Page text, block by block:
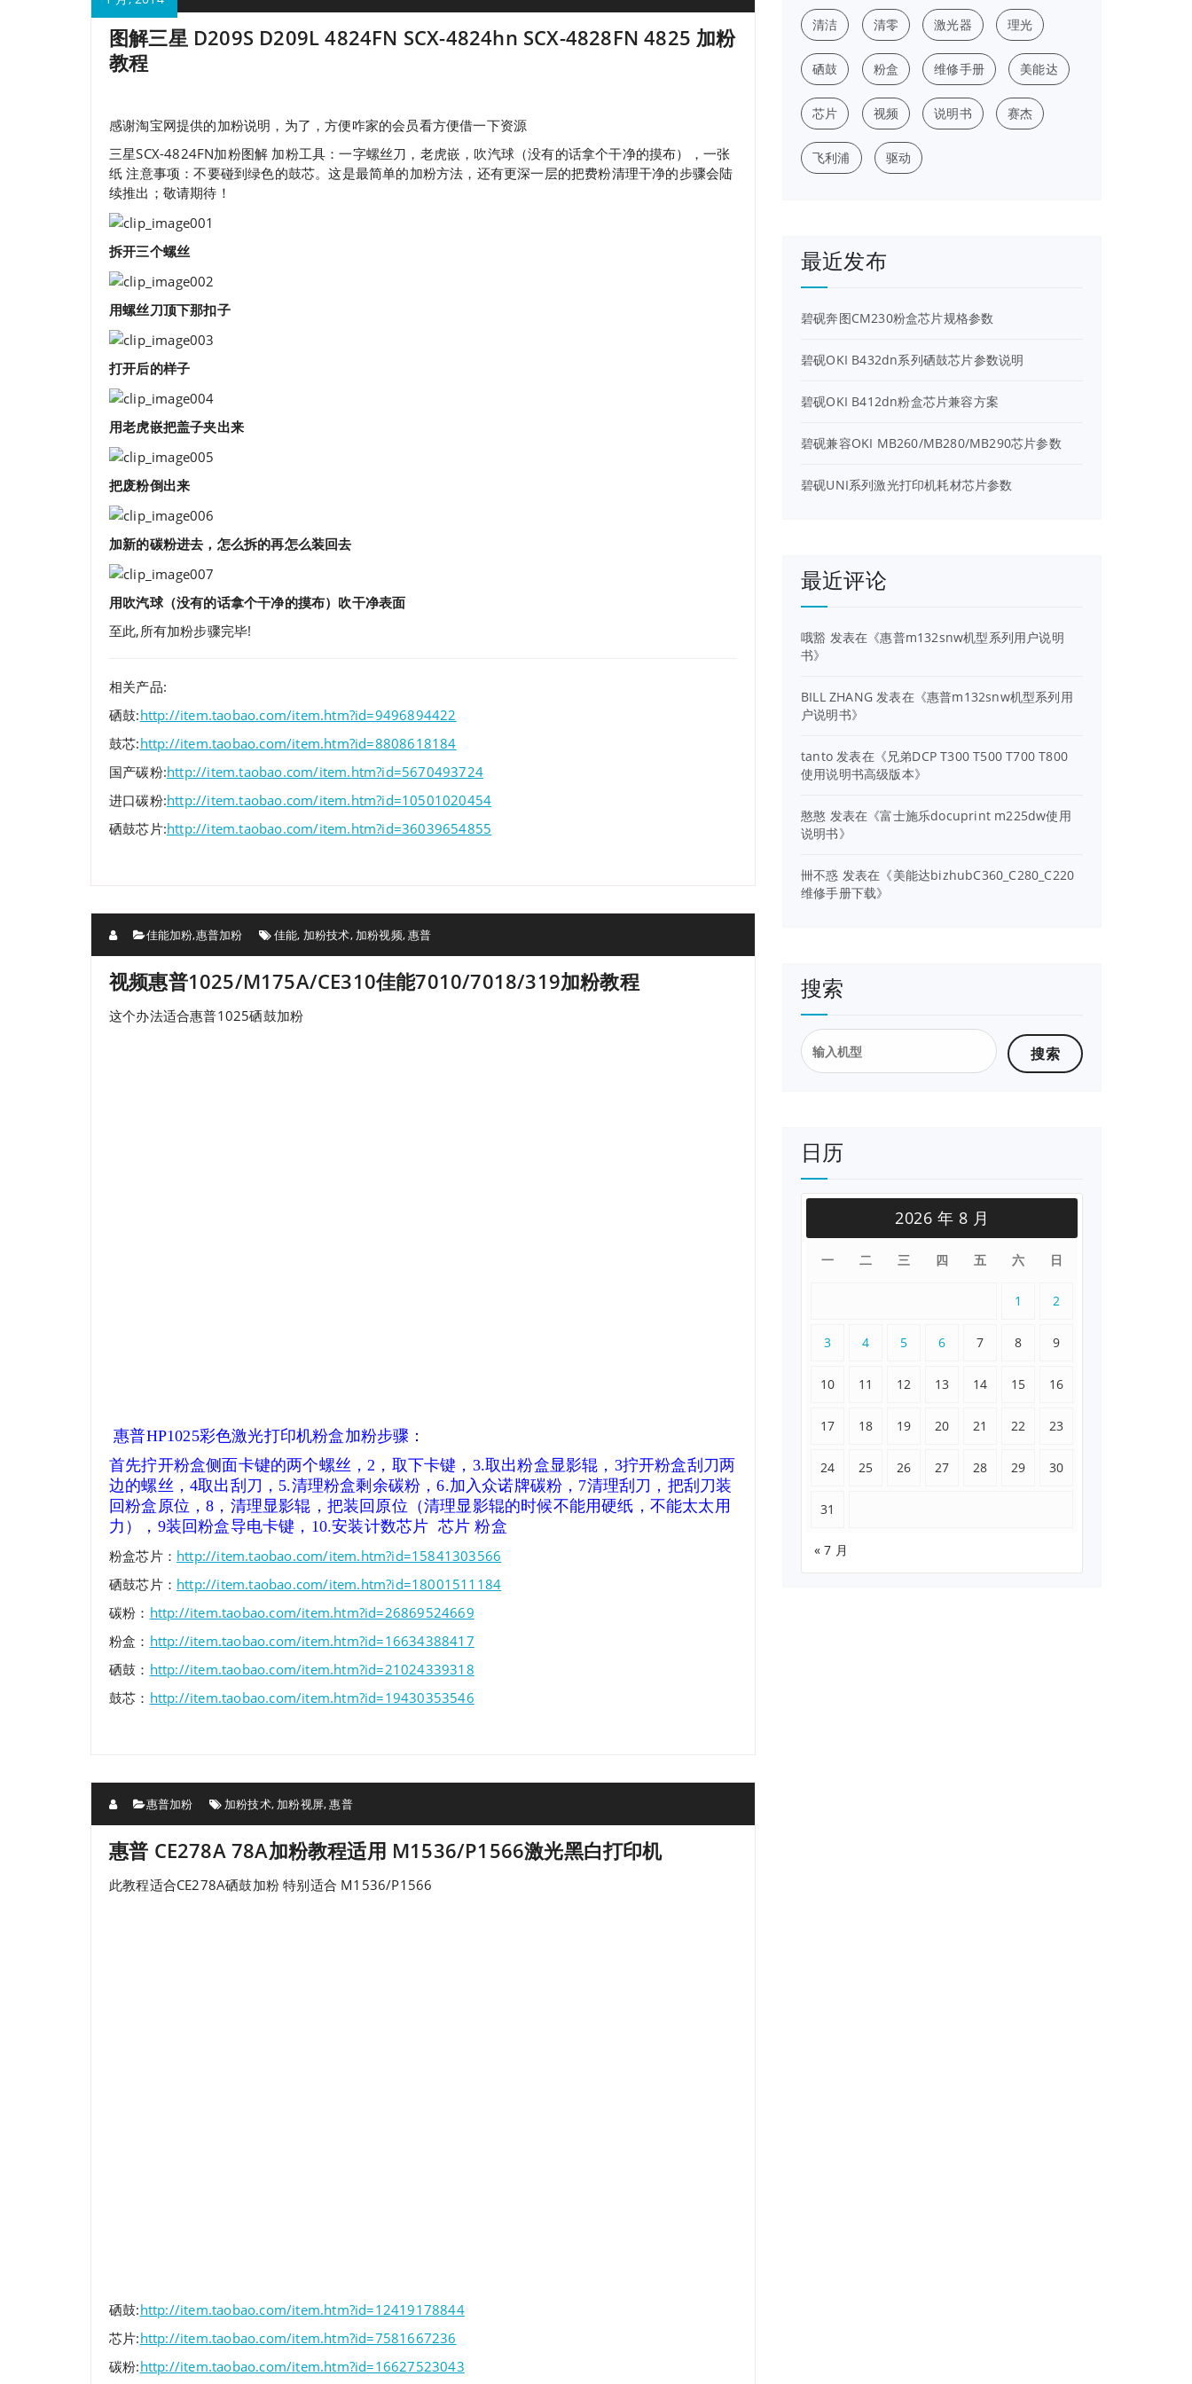
图解三星 D209S D209L 4824FN SCX-4824hn SCX-4828FN 4825 加粉
教程
感谢淘宝网提供的加粉说明，为了，方便咋家的会员看方便借一下资源
三星SCX-4824FN加粉图解 加粉工具：一字螺丝刀，老虎嵌，吹汽球（没有的话拿个干净的摸布），一张
纸 注意事项：不要碰到绿色的鼓芯。这是最简单的加粉方法，还有更深一层的把费粉清理干净的步骤会陆
续推出；敬请期待！
拆开三个螺丝
用螺丝刀顶下那扣子
打开后的样子
用老虎嵌把盖子夹出来
把废粉倒出来
加新的碳粉进去，怎么拆的再怎么装回去
用吹汽球（没有的话拿个干净的摸布）吹干净表面
至此,所有加粉步骤完毕!
相关产品:
硒鼓:http://item.taobao.com/item.htm?id=9496894422
鼓芯:http://item.taobao.com/item.htm?id=8808618184
国产碳粉:http://item.taobao.com/item.htm?id=5670493724
进口碳粉:http://item.taobao.com/item.htm?id=10501020454
硒鼓芯片:http://item.taobao.com/item.htm?id=36039654855
佳能加粉,惠普加粉 佳能, 加粉技术, 加粉视频,惠普
视频惠普1025/M175A/CE310佳能7010/7018/319加粉教程
这个办法适合惠普1025硒鼓加粉
惠普HP1025彩色激光打印机粉盒加粉步骤：
首先拧开粉盒侧面卡键的两个螺丝， 2，取下卡键，3.取出粉盒显影辊， 3拧开粉盒刮刀两
边的螺丝， 4取出刮刀，5.清理粉盒剩余碳粉，6.加入众诺牌碳粉，7清理刮刀，把刮刀装
回粉盒原位，8，清理显影辊，把装回原位（清理显影辊的时候不能用硬纸，不能太太用
力），9装回粉盒导电卡键，10.安装计数芯片 芯片 粉盒
粉盒芯片： http://item.taobao.com/item.htm?id=15841303566
硒鼓芯片： http://item.taobao.com/item.htm?id=18001511184
碳粉： http://item.taobao.com/item.htm?id=26869524669
粉盒： http://item.taobao.com/item.htm?id=16634388417
硒鼓： http://item.taobao.com/item.htm?id=21024339318
鼓芯： http://item.taobao.com/item.htm?id=19430353546
惠普加粉 加粉技术, 加粉视屏,惠普
惠普 CE278A 78A加粉教程适用 M1536/P1566激光黑白打印机
此教程适合CE278A硒鼓加粉 特别适合 M1536/P1566
硒鼓:http://item.taobao.com/item.htm?id=12419178844
芯片:http://item.taobao.com/item.htm?id=7581667236
碳粉:http://item.taobao.com/item.htm?id=16627523043
清洁 清零 激光器 理光
硒鼓 粉盒 维修手册 美能达
芯片 视频 说明书 赛杰
飞利浦 驱动
最近发布
碧砚奔图CM230粉盒芯片规格参数
碧砚OKI B432dn系列硒鼓芯片参数说明
碧砚OKI B412dn粉盒芯片兼容方案
碧砚兼容OKI MB260/MB280/MB290芯片参数
碧砚UNI系列激光打印机耗材芯片参数
最近评论
哦豁 发表在《惠普m132snw机型系列用户说明
书》
BILL ZHANG 发表在《惠普m132snw机型系列用
户说明书》
tanto 发表在《 兄弟DCP T300 T500 T700 T800
使用说明书高级版本》
憨憨 发表在《富士施乐docuprint m225dw使用
说明书》
卌不惑 发表在《美能达bizhubC360_C280_C220
维修手册下载》
搜索
搜
索：
日历
2026 年 8 月
一 二 三 四 五 六 日
1 2
3 4 5 6 7 8 9
10 11 12 13 14 15 16
17 18 19 20 21 22 23
24 25 26 27 28 29 30
31
« 7 月